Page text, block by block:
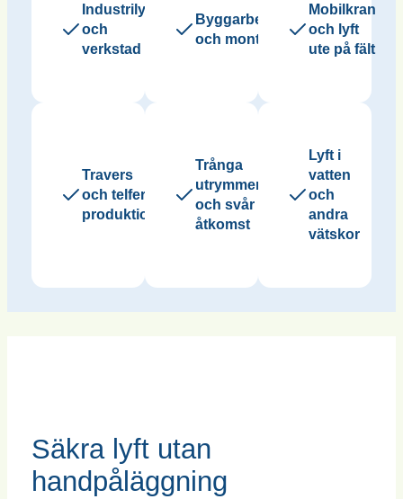
Industrilyft
och
verkstad
Byggarbetsplats
och montage
Mobilkran
och lyft
ute på fält
Travers
och telfer i
produktion
Trånga
utrymmen
och svår
åtkomst
Lyft i
vatten
och
andra
vätskor
Säkra lyft utan
handpåläggning